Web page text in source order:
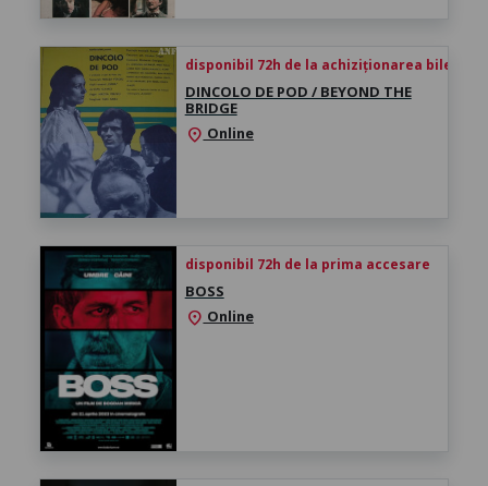
disponibil 72h de la achiziționarea biletului
DINCOLO DE POD / BEYOND THE
BRIDGE
location_on Online
disponibil 72h de la prima accesare
BOSS
location_on Online